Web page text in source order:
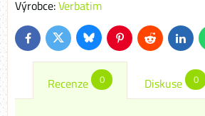
Výrobce:Verbatim
FacebookTwitterBlueskyPinterestReddit
Recenze 0 Diskuse 0